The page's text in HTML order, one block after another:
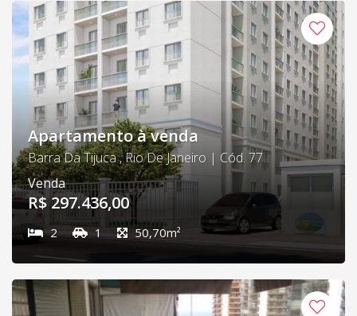
Apartamento à venda
Barra Da Tijuca , Rio De Janeiro | Cód. 77
Venda
R$ 297.436,00
2 1 50,70m²